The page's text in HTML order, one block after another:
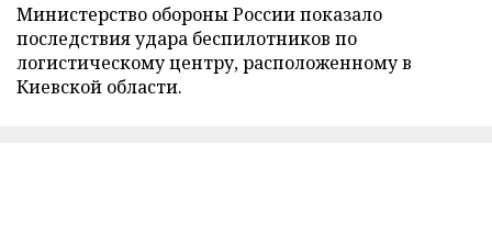
Министерство обороны России показало
последствия удара беспилотников по
логистическому центру, расположенному в
Киевской области.